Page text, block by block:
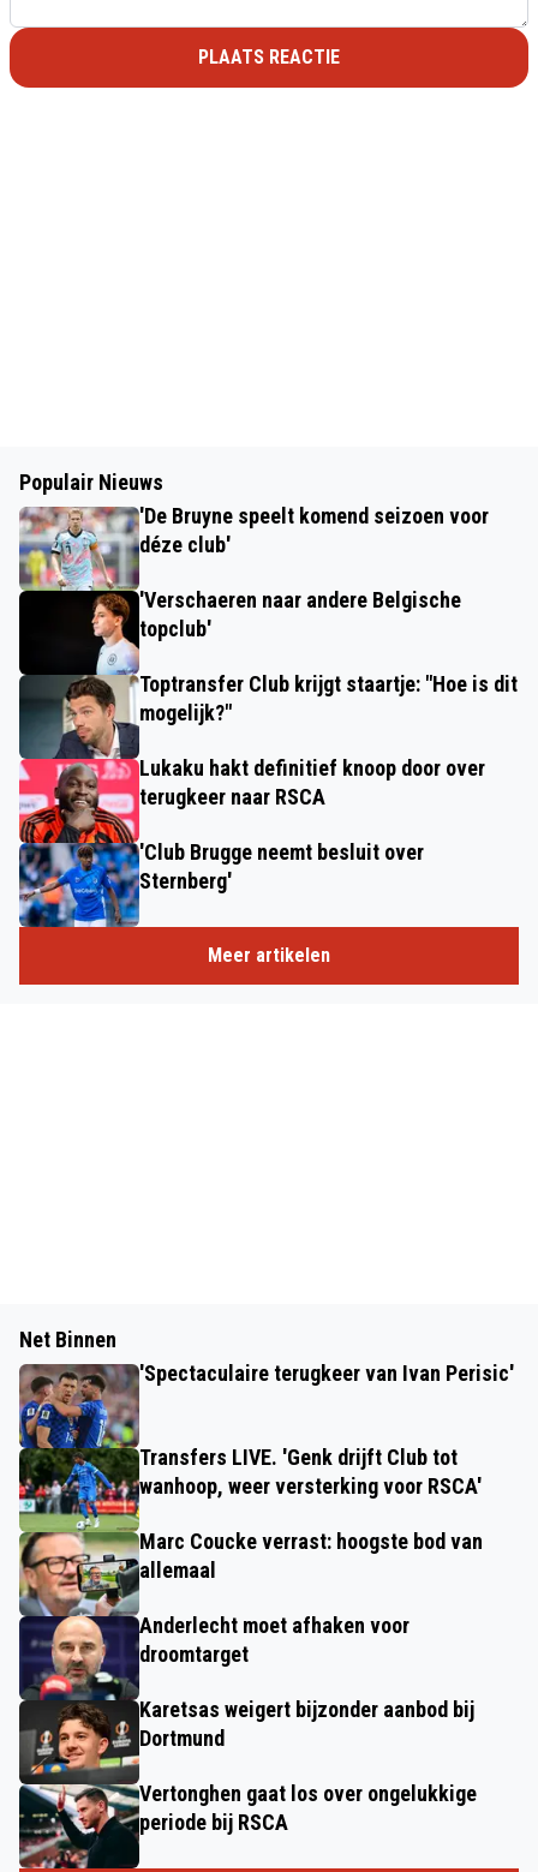
PLAATS REACTIE
Populair Nieuws
'De Bruyne speelt komend seizoen voor
déze club'
'Verschaeren naar andere Belgische
topclub'
Toptransfer Club krijgt staartje: "Hoe is dit
mogelijk?"
Lukaku hakt definitief knoop door over
terugkeer naar RSCA
'Club Brugge neemt besluit over
Sternberg'
Meer artikelen
Net Binnen
'Spectaculaire terugkeer van Ivan Perisic'
Transfers LIVE. 'Genk drijft Club tot
wanhoop, weer versterking voor RSCA'
Marc Coucke verrast: hoogste bod van
allemaal
Anderlecht moet afhaken voor
droomtarget
Karetsas weigert bijzonder aanbod bij
Dortmund
Vertonghen gaat los over ongelukkige
periode bij RSCA